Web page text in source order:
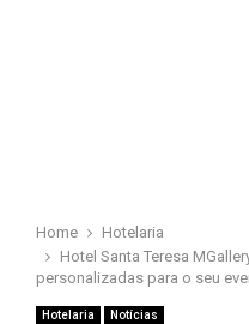
Home
Hotelaria
Hotel Santa Teresa
personalizadas para o seu
Hotelaria Notícias